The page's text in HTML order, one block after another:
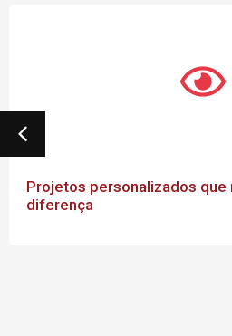
Projetos personalizados
diferença